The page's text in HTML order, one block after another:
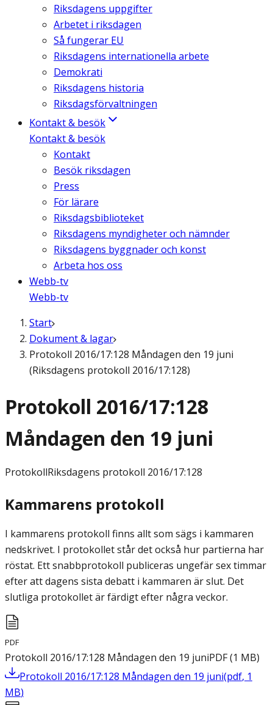
Riksdagens uppgifter
Arbetet i riksdagen
Så fungerar EU
Riksdagens internationella arbete
Demokrati
Riksdagens historia
Riksdagsförvaltningen
Kontakt & besök
Kontakt & besök
Kontakt
Besök riksdagen
Press
För lärare
Riksdagsbiblioteket
Riksdagens myndigheter och nämnder
Riksdagens byggnader och konst
Arbeta hos oss
Webb-tv
Webb-tv
Start
Dokument & lagar
Protokoll 2016/17:128 Måndagen den 19 juni
(Riksdagens protokoll 2016/17:128)
Protokoll 2016/17:128
Måndagen den 19 juni
ProtokollRiksdagens protokoll 2016/17:128
Kammarens protokoll
I kammarens protokoll finns allt som sägs i kammaren
nedskrivet. I protokollet står det också hur partierna har
röstat. Ett snabbprotokoll publiceras ungefär sex timmar
efter att dagens sista debatt i kammaren är slut. Det
slutliga protokollet är färdigt efter några veckor.
PDF
Protokoll 2016/17:128 Måndagen den 19 juniPDF(1 MB)
Protokoll 2016/17:128 Måndagen den 19 juni(pdf, 1
MB)